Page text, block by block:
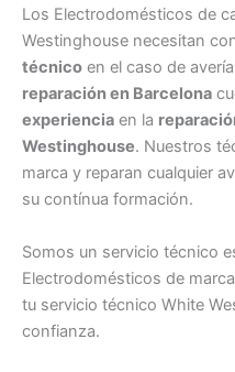
Los Electrodomésticos de
Westinghouse necesitan
técnico en el caso de
reparación en Barcelona
experiencia en la
Westinghouse. Nuestros
marca y reparan cualquier
su contínua formación.
Somos un servicio técnico
Electrodomésticos de
tu servicio técnico White
confianza.